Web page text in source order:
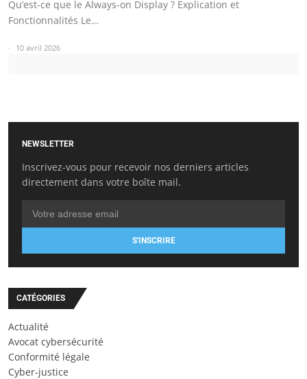
Qu’est-ce que le Always-on Display ? Explication et
Fonctionnalités Le…
10 avril 2026
NEWSLETTER
Inscrivez-vous pour recevoir nos derniers articles
directement dans votre boîte mail.
S'INSCRIRE
CATÉGORIES
Actualité
Avocat cybersécurité
Conformité légale
Cyber-justice